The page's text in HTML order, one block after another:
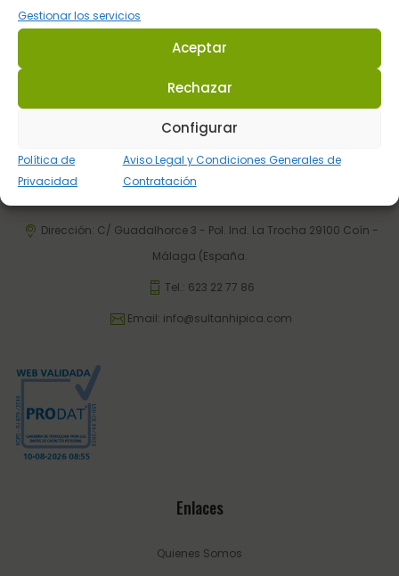
Gestionar los servicios
Aceptar
Rechazar
Configurar
Política de
Privacidad
Aviso Legal y Condiciones Generales de
Contratación
específicos para que cada caballo tenga lo que realmente
necesita en cada circunstancia.
Dirección: C/ Guadalhorce 3 - Pol. Ind. La Trocha 29100 Coín -
Málaga (España.
Tel.: 623 22 77 86
Email: info@sultanhipica.com
Enlaces
Quienes Somos